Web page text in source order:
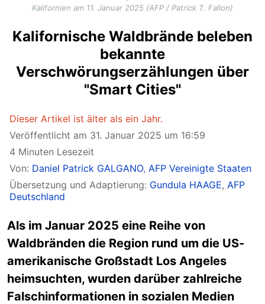
Kalifornien am 11. Januar 2025 (AFP / Patrick T. Fallon)
Kalifornische Waldbrände beleben
bekannte
Verschwörungserzählungen über
"Smart Cities"
Dieser Artikel ist älter als ein Jahr.
Veröffentlicht am 31. Januar 2025 um 16:59
4 Minuten Lesezeit
Von: Daniel Patrick GALGANO, AFP Vereinigte Staaten
Übersetzung und Adaptierung: Gundula HAAGE, AFP
Deutschland
Als im Januar 2025 eine Reihe von
Waldbränden die Region rund um die US-
amerikanische Großstadt Los Angeles
heimsuchten, wurden darüber zahlreiche
Falschinformationen in sozialen Medien